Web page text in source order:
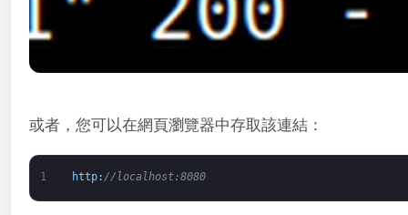
或者，您可以在網頁瀏覽器中存取該連結：
1 http: //localhost:8080